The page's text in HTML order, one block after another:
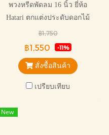
พวงหรีดพัดลม 16 นิ้ว ยี่ห้อ
Hatari ตกแต่งประดับดอกไม้
ประดิษฐ์ พัดลมสามารถปรับ
ระดับได้ สินค้ามีใบรับประกัน
฿1,750
฿1,550 -11%
สั่งซื้อสินค้า
เปรียบเทียบ
New